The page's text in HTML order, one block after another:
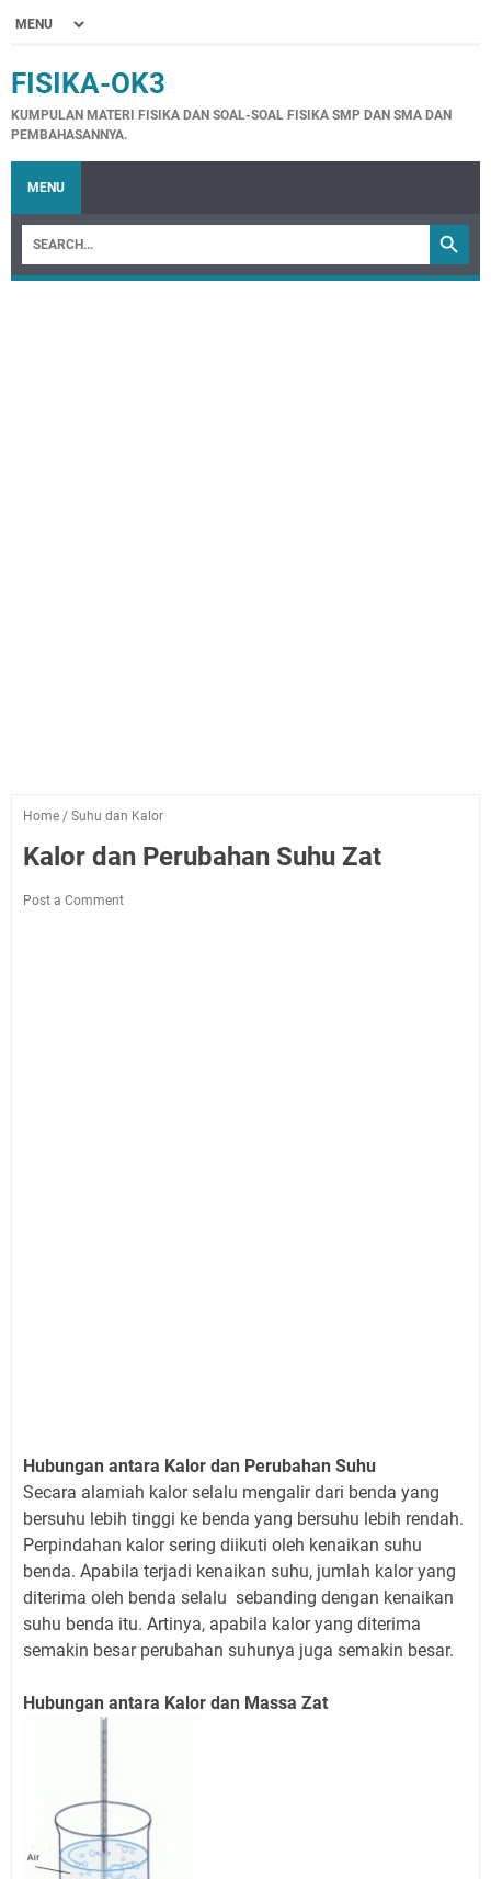
FISIKA-OK3
KUMPULAN MATERI FISIKA DAN SOAL-SOAL FISIKA SMP DAN SMA DAN
PEMBAHASANNYA.
MENU
Home / Suhu dan Kalor
Kalor dan Perubahan Suhu Zat
Post a Comment
Hubungan antara Kalor dan Perubahan Suhu
Secara alamiah kalor selalu mengalir dari benda yang
bersuhu lebih tinggi ke benda yang bersuhu lebih rendah.
Perpindahan kalor sering diikuti oleh kenaikan suhu
benda. Apabila terjadi kenaikan suhu, jumlah kalor yang
diterima oleh benda selalu sebanding dengan kenaikan
suhu benda itu. Artinya, apabila kalor yang diterima
semakin besar perubahan suhunya juga semakin besar.
Hubungan antara Kalor dan Massa Zat